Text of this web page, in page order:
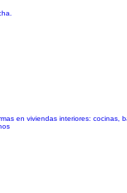
en viviendas interiores: